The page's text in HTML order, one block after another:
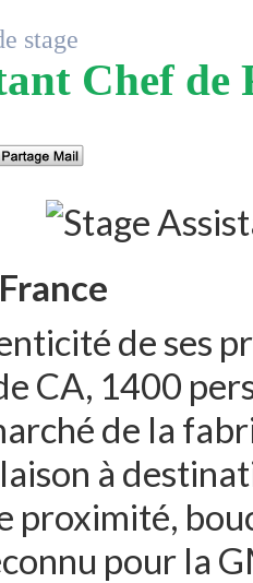
stage
Chef de
de ses
CA, 1400
de la
à
proximité,
pour la